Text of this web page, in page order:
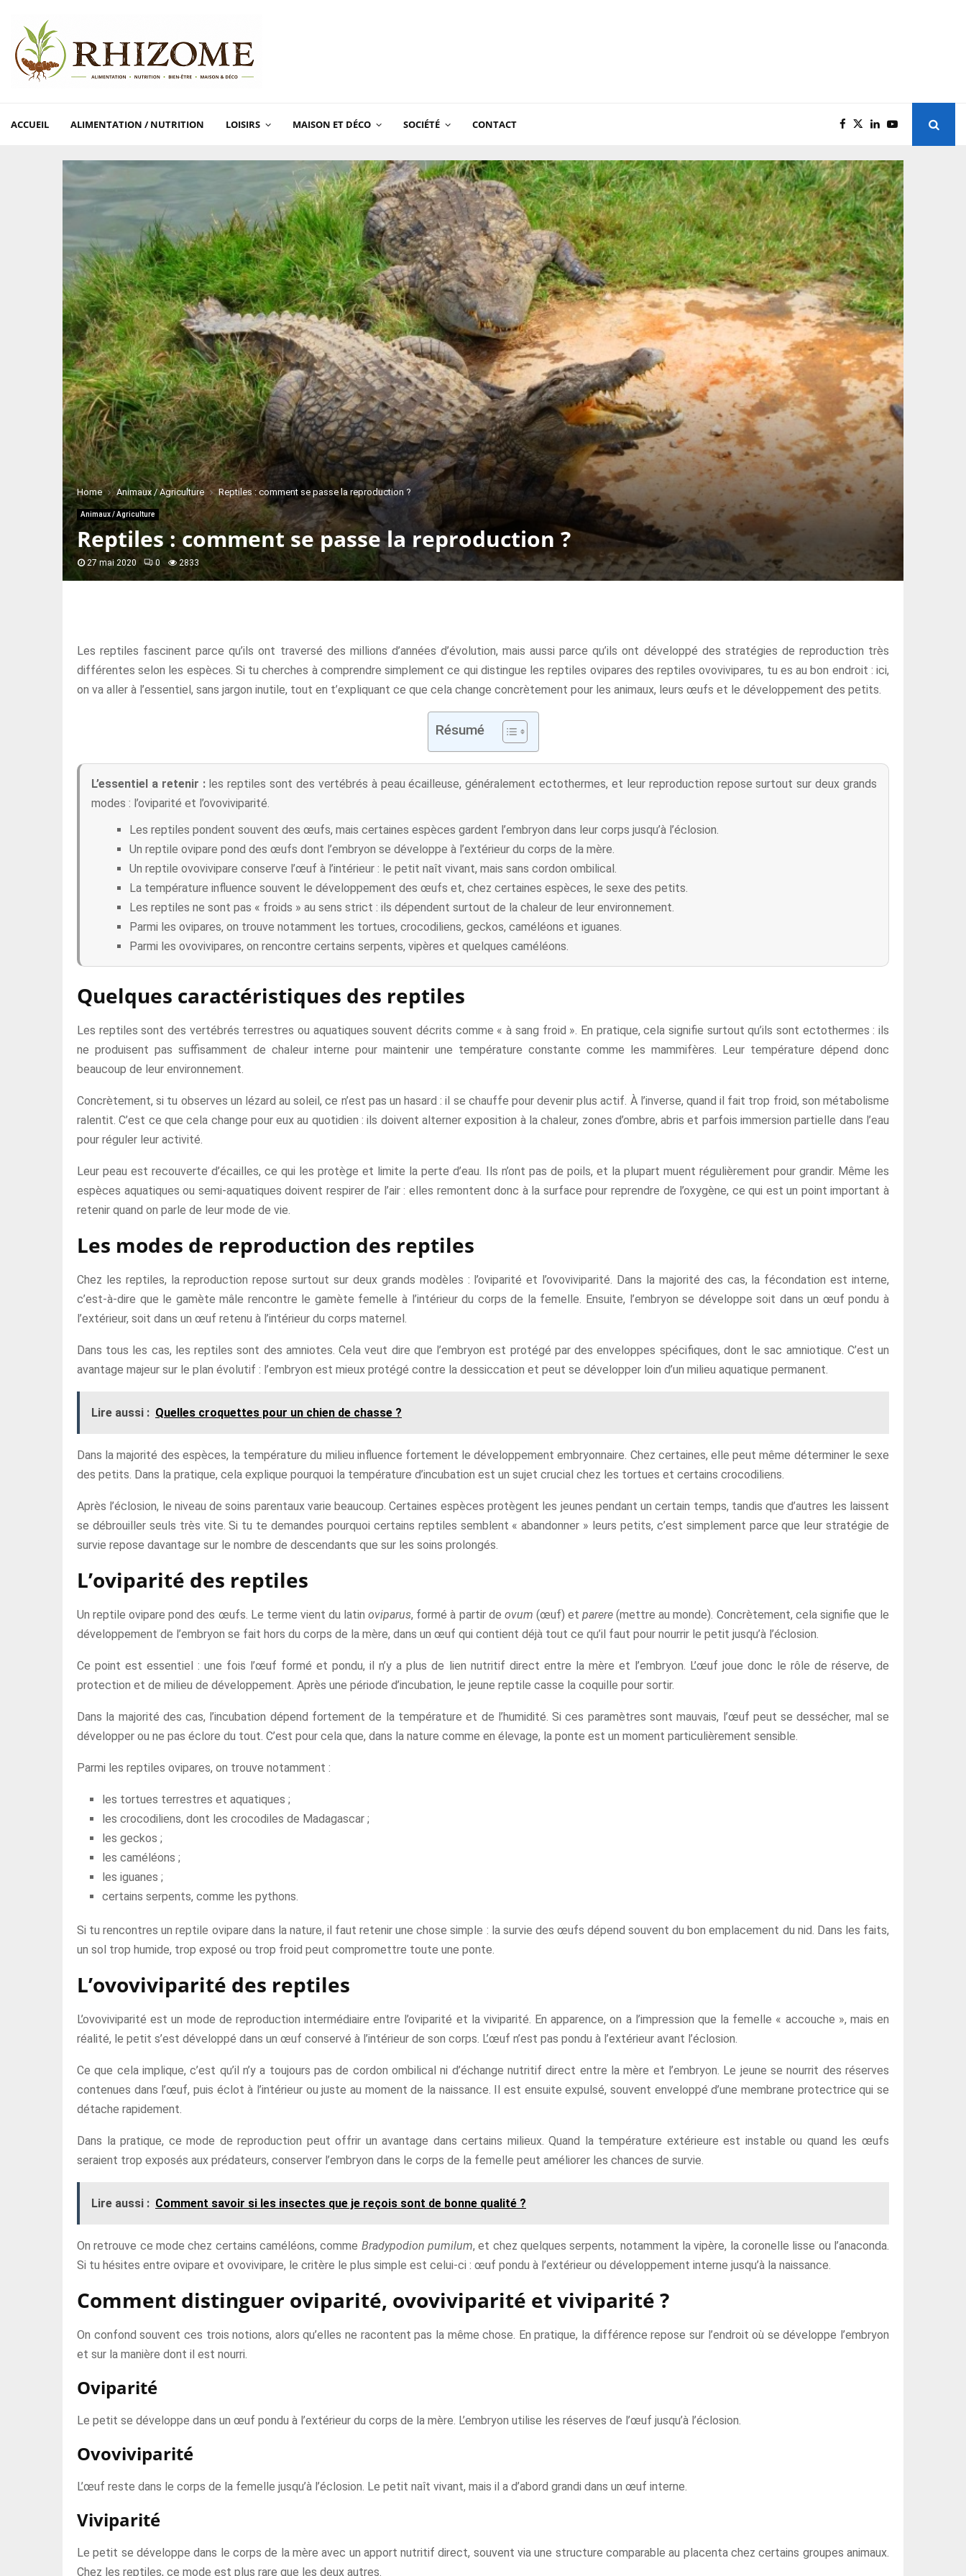
ACCUEIL ALIMENTATION / NUTRITION LOISIRS MAISON ET DÉCO SOCIÉTÉ CONTACT
Home Animaux / Agriculture Reptiles : comment se passe la reproduction ?
Animaux / Agriculture
Reptiles : comment se passe la reproduction ?
27 mai 2020 0 2833
Les reptiles fascinent parce qu’ils ont traversé des millions d’années d’évolution, mais aussi parce qu’ils ont développé des stratégies de reproduction très
différentes selon les espèces. Si tu cherches à comprendre simplement ce qui distingue les reptiles ovipares des reptiles ovovivipares, tu es au bon endroit : ici,
on va aller à l’essentiel, sans jargon inutile, tout en t’expliquant ce que cela change concrètement pour les animaux, leurs œufs et le développement des petits.
Résumé
L’essentiel a retenir :les reptiles sont des vertébrés à peau écailleuse, généralement ectothermes, et leur reproduction repose surtout sur deux grands
modes : l’oviparité et l’ovoviviparité.
Les reptiles pondent souvent des œufs, mais certaines espèces gardent l’embryon dans leur corps jusqu’à l’éclosion.
Un reptile ovipare pond des œufs dont l’embryon se développe à l’extérieur du corps de la mère.
Un reptile ovovivipare conserve l’œuf à l’intérieur : le petit naît vivant, mais sans cordon ombilical.
La température influence souvent le développement des œufs et, chez certaines espèces, le sexe des petits.
Les reptiles ne sont pas « froids » au sens strict : ils dépendent surtout de la chaleur de leur environnement.
Parmi les ovipares, on trouve notamment les tortues, crocodiliens, geckos, caméléons et iguanes.
Parmi les ovovivipares, on rencontre certains serpents, vipères et quelques caméléons.
Quelques caractéristiques des reptiles
Les reptiles sont des vertébrés terrestres ou aquatiques souvent décrits comme « à sang froid ». En pratique, cela signifie surtout qu’ils sont ectothermes : ils
ne produisent pas suffisamment de chaleur interne pour maintenir une température constante comme les mammifères. Leur température dépend donc
beaucoup de leur environnement.
Concrètement, si tu observes un lézard au soleil, ce n’est pas un hasard : il se chauffe pour devenir plus actif. À l’inverse, quand il fait trop froid, son métabolisme
ralentit. C’est ce que cela change pour eux au quotidien : ils doivent alterner exposition à la chaleur, zones d’ombre, abris et parfois immersion partielle dans l’eau
pour réguler leur activité.
Leur peau est recouverte d’écailles, ce qui les protège et limite la perte d’eau. Ils n’ont pas de poils, et la plupart muent régulièrement pour grandir. Même les
espèces aquatiques ou semi-aquatiques doivent respirer de l’air : elles remontent donc à la surface pour reprendre de l’oxygène, ce qui est un point important à
retenir quand on parle de leur mode de vie.
Les modes de reproduction des reptiles
Chez les reptiles, la reproduction repose surtout sur deux grands modèles : l’oviparité et l’ovoviviparité. Dans la majorité des cas, la fécondation est interne,
c’est-à-dire que le gamète mâle rencontre le gamète femelle à l’intérieur du corps de la femelle. Ensuite, l’embryon se développe soit dans un œuf pondu à
l’extérieur, soit dans un œuf retenu à l’intérieur du corps maternel.
Dans tous les cas, les reptiles sont des amniotes. Cela veut dire que l’embryon est protégé par des enveloppes spécifiques, dont le sac amniotique. C’est un
avantage majeur sur le plan évolutif : l’embryon est mieux protégé contre la dessiccation et peut se développer loin d’un milieu aquatique permanent.
Lire aussi : Quelles croquettes pour un chien de chasse ?
Dans la majorité des espèces, la température du milieu influence fortement le développement embryonnaire. Chez certaines, elle peut même déterminer le sexe
des petits. Dans la pratique, cela explique pourquoi la température d’incubation est un sujet crucial chez les tortues et certains crocodiliens.
Après l’éclosion, le niveau de soins parentaux varie beaucoup. Certaines espèces protègent les jeunes pendant un certain temps, tandis que d’autres les laissent
se débrouiller seuls très vite. Si tu te demandes pourquoi certains reptiles semblent « abandonner » leurs petits, c’est simplement parce que leur stratégie de
survie repose davantage sur le nombre de descendants que sur les soins prolongés.
L’oviparité des reptiles
Un reptile ovipare pond des œufs. Le terme vient du latinoviparus, formé à partir de ovum (œuf) etparere (mettre au monde). Concrètement, cela signifie que le
développement de l’embryon se fait hors du corps de la mère, dans un œuf qui contient déjà tout ce qu’il faut pour nourrir le petit jusqu’à l’éclosion.
Ce point est essentiel : une fois l’œuf formé et pondu, il n’y a plus de lien nutritif direct entre la mère et l’embryon. L’œuf joue donc le rôle de réserve, de
protection et de milieu de développement. Après une période d’incubation, le jeune reptile casse la coquille pour sortir.
Dans la majorité des cas, l’incubation dépend fortement de la température et de l’humidité. Si ces paramètres sont mauvais, l’œuf peut se dessécher, mal se
développer ou ne pas éclore du tout. C’est pour cela que, dans la nature comme en élevage, la ponte est un moment particulièrement sensible.
Parmi les reptiles ovipares, on trouve notamment :
les tortues terrestres et aquatiques ;
les crocodiliens, dont les crocodiles de Madagascar ;
les geckos ;
les caméléons ;
les iguanes ;
certains serpents, comme les pythons.
Si tu rencontres un reptile ovipare dans la nature, il faut retenir une chose simple : la survie des œufs dépend souvent du bon emplacement du nid. Dans les faits,
un sol trop humide, trop exposé ou trop froid peut compromettre toute une ponte.
L’ovoviviparité des reptiles
L’ovoviviparité est un mode de reproduction intermédiaire entre l’oviparité et la viviparité. En apparence, on a l’impression que la femelle « accouche », mais en
réalité, le petit s’est développé dans un œuf conservé à l’intérieur de son corps. L’œuf n’est pas pondu à l’extérieur avant l’éclosion.
Ce que cela implique, c’est qu’il n’y a toujours pas de cordon ombilical ni d’échange nutritif direct entre la mère et l’embryon. Le jeune se nourrit des réserves
contenues dans l’œuf, puis éclot à l’intérieur ou juste au moment de la naissance. Il est ensuite expulsé, souvent enveloppé d’une membrane protectrice qui se
détache rapidement.
Dans la pratique, ce mode de reproduction peut offrir un avantage dans certains milieux. Quand la température extérieure est instable ou quand les œufs
seraient trop exposés aux prédateurs, conserver l’embryon dans le corps de la femelle peut améliorer les chances de survie.
Lire aussi : Comment savoir si les insectes que je reçois sont de bonne qualité ?
On retrouve ce mode chez certains caméléons, comme Bradypodion pumilum, et chez quelques serpents, notamment la vipère, la coronelle lisse ou l’anaconda.
Si tu hésites entre ovipare et ovovivipare, le critère le plus simple est celui-ci : œuf pondu à l’extérieur ou développement interne jusqu’à la naissance.
Comment distinguer oviparité, ovoviviparité et viviparité ?
On confond souvent ces trois notions, alors qu’elles ne racontent pas la même chose. En pratique, la différence repose sur l’endroit où se développe l’embryon
et sur la manière dont il est nourri.
Oviparité
Le petit se développe dans un œuf pondu à l’extérieur du corps de la mère. L’embryon utilise les réserves de l’œuf jusqu’à l’éclosion.
Ovoviviparité
L’œuf reste dans le corps de la femelle jusqu’à l’éclosion. Le petit naît vivant, mais il a d’abord grandi dans un œuf interne.
Viviparité
Le petit se développe dans le corps de la mère avec un apport nutritif direct, souvent via une structure comparable au placenta chez certains groupes animaux.
Chez les reptiles, ce mode est plus rare que les deux autres.